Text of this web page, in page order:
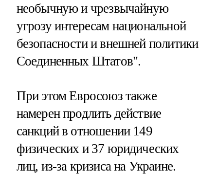
необычную и чрезвычайную
угрозу интересам национальной
безопасности и внешней политики
Соединенных Штатов".
При этом Евросоюз также
намерен продлить действие
санкций в отношении 149
физических и 37 юридических
лиц, из-за кризиса на Украине.